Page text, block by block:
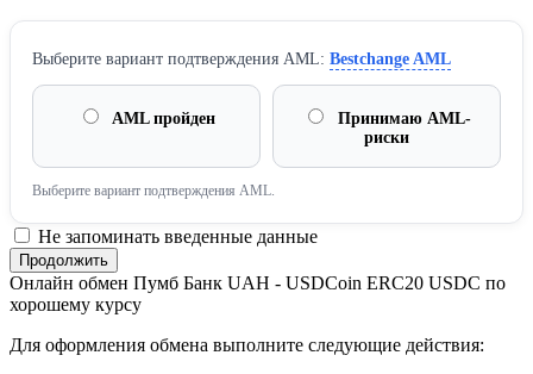
Выберите вариант подтверждения AML: Bestchange AML
AML пройден
Принимаю AML-
риски
Выберите вариант подтверждения AML.
Не запоминать введенные данные
Онлайн обмен Пумб Банк UAH - USDCoin ERC20 USDC по
хорошему курсу
Для оформления обмена выполните следующие действия: